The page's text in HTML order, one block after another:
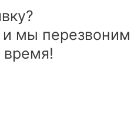
мы перезвоним